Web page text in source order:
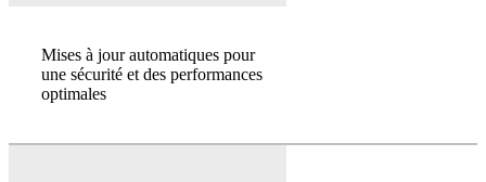
Mises à jour automatiques pour
une sécurité et des performances
optimales